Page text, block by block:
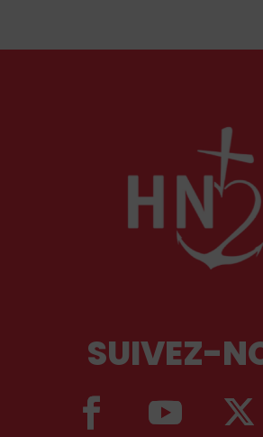
SUIVEZ-